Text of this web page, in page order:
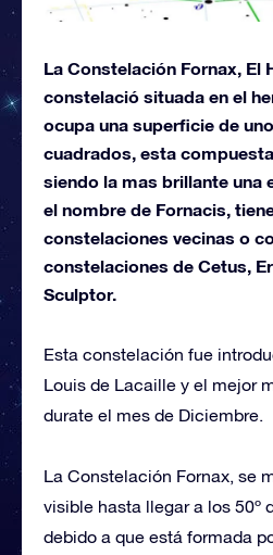
La Constelación Fornax, El
constelació situada en el
ocupa una superficie de
cuadrados, esta
siendo la mas brillante una
el nombre de Fornacis,
constelaciones vecinas o
constelaciones de Cetus,
Sculptor.
Esta constelación fue
Louis de Lacaille y el mejor
durate el mes de Diciembre.
La Constelación Fornax, se
visible hasta llegar a los 50º
debido a que está formada